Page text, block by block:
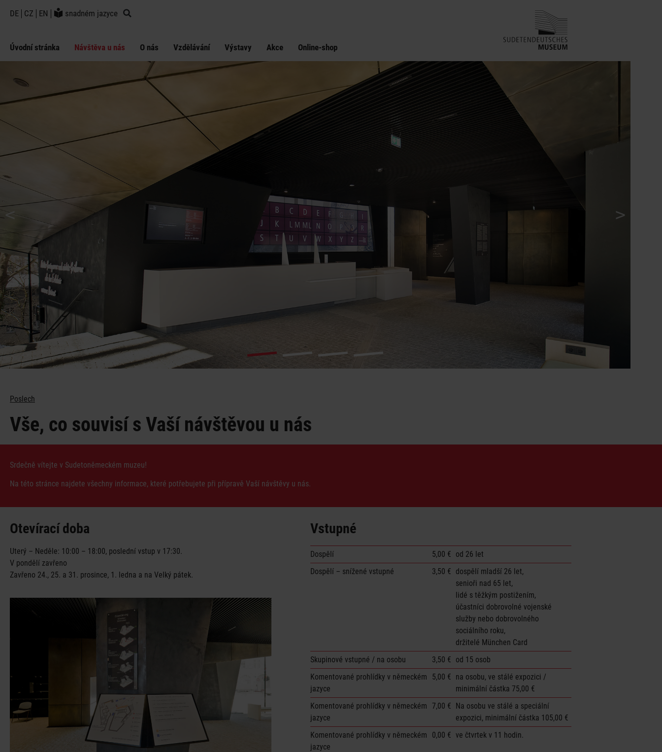
DE CZ EN snadném jazyce
Úvodní stránka Návštěva u nás O nás Vzdělávání Výstavy Akce Online-shop
Plánování
zážitků
Poslech
Vše, co souvisí s Vaší návštěvou u nás
Srdečně vítejte v Sudetoněmeckém muzeu!
Na této stránce najdete všechny informace, které potřebujete při přípravě Vaší návštěvy u nás.
Otevírací doba
Uterý – Neděle: 10:00 – 18:00, poslední vstup v 17:30.
V pondělí zavřeno
Zavřeno 24., 25. a 31. prosince, 1. ledna a na Velký pátek.
Vstupné
Dospělí 5,00 € od 26 let
Dospělí – snížené vstupné
3,50 € dospělí mladší 26 let,
senioři nad 65 let,
lidé s těžkým postižením,
účastníci dobrovolné vojenské
služby nebo dobrovolného
sociálního roku,
držitelé München Card
Skupinové vstupné / na osobu
3,50 € od 15 osob
Komentované prohlídky v německém
jazyce
5,00 € na osobu, ve stálé expozici /
minimální částka 75,00 €
Komentované prohlídky v německém
jazyce
7,00 € Na osobu ve stálé a speciální
expozici, minimální částka 105,00 €
Komentované prohlídky v německém
jazyce
0,00 € ve čtvrtek v 11 hodin.